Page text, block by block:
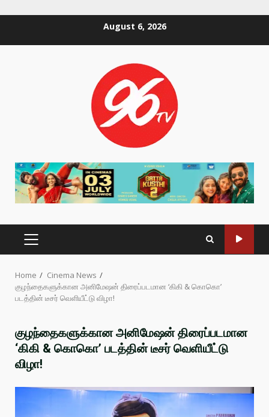
August 6, 2026
PRIMARY
MENU
Home
Cinema News
குழந்தைகளுக்கான அனிமேஷன் திரைப்படமான ‘கிகி & கொகொ’
படத்தின் டீசர் வெளியீட்டு விழா!
குழந்தைகளுக்கான அனிமேஷன் திரைப்படமான
‘கிகி & கொகொ’ படத்தின் டீசர் வெளியீட்டு
விழா!